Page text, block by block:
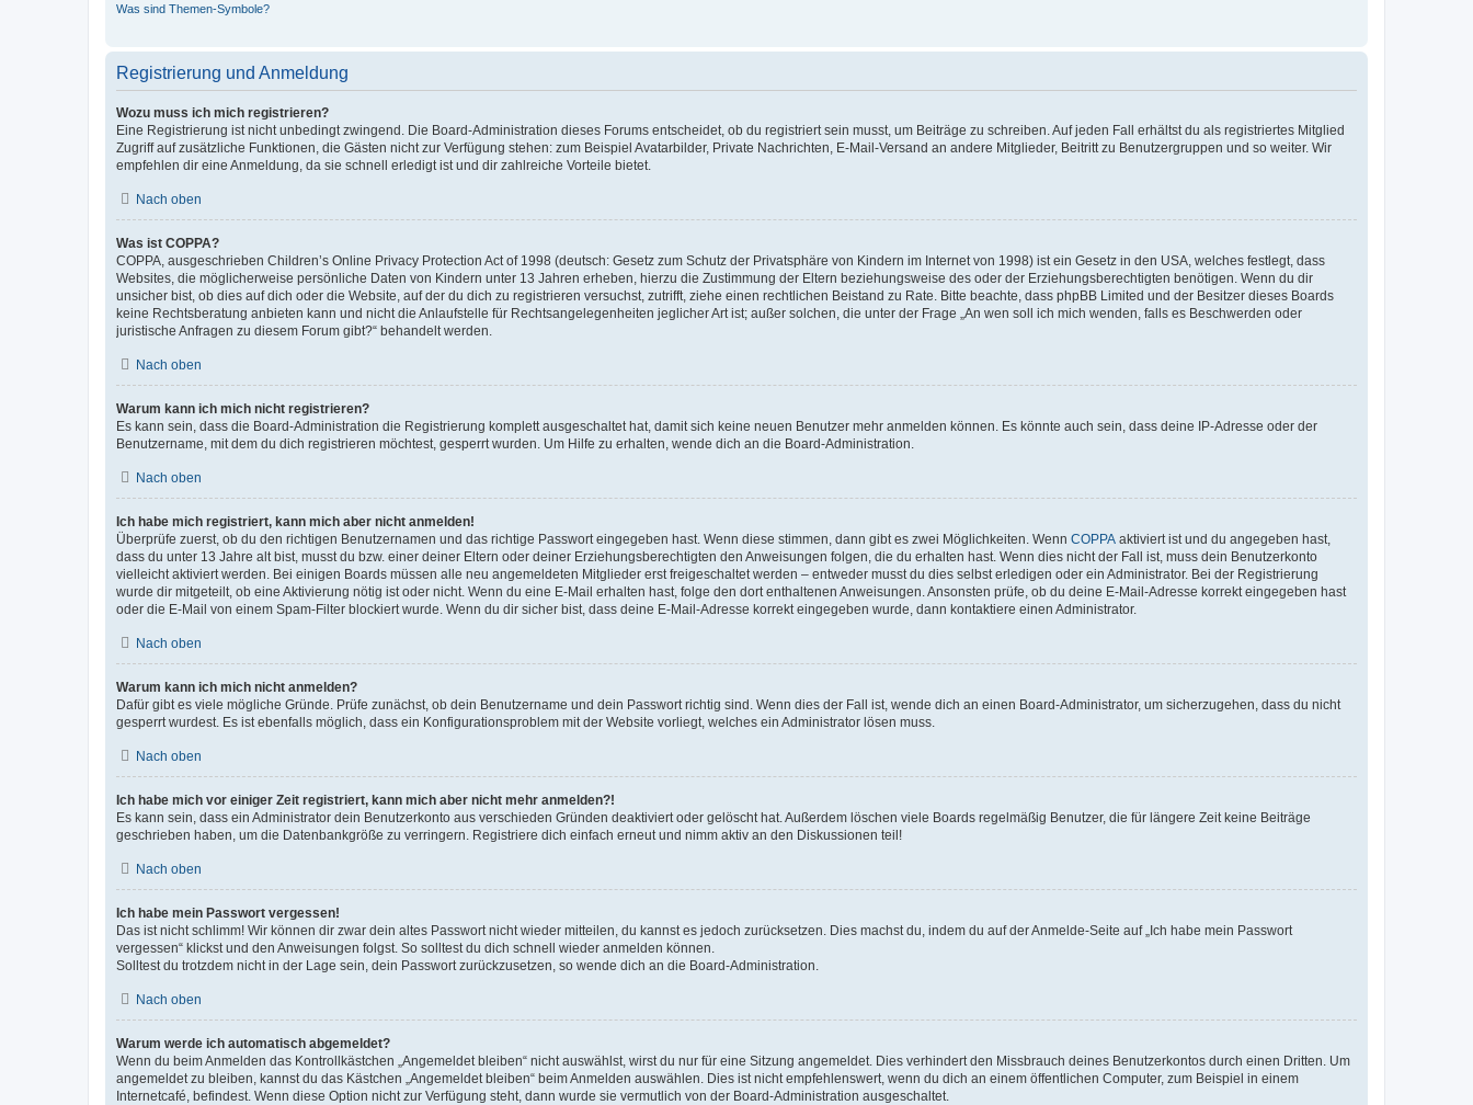
Was sind Themen-Symbole?
Registrierung und Anmeldung
Wozu muss ich mich registrieren?
Eine Registrierung ist nicht unbedingt zwingend. Die Board-Administration dieses Forums entscheidet, ob du registriert sein musst, um Beiträge zu schreiben. Auf jeden Fall erhältst du als registriertes Mitglied
Zugriff auf zusätzliche Funktionen, die Gästen nicht zur Verfügung stehen: zum Beispiel Avatarbilder, Private Nachrichten, E-Mail-Versand an andere Mitglieder, Beitritt zu Benutzergruppen und so weiter. Wir
empfehlen dir eine Anmeldung, da sie schnell erledigt ist und dir zahlreiche Vorteile bietet.
Nach oben
Was ist COPPA?
COPPA, ausgeschrieben Children’s Online Privacy Protection Act of 1998 (deutsch: Gesetz zum Schutz der Privatsphäre von Kindern im Internet von 1998) ist ein Gesetz in den USA, welches festlegt, dass
Websites, die möglicherweise persönliche Daten von Kindern unter 13 Jahren erheben, hierzu die Zustimmung der Eltern beziehungsweise des oder der Erziehungsberechtigten benötigen. Wenn du dir
unsicher bist, ob dies auf dich oder die Website, auf der du dich zu registrieren versuchst, zutrifft, ziehe einen rechtlichen Beistand zu Rate. Bitte beachte, dass phpBB Limited und der Besitzer dieses Boards
keine Rechtsberatung anbieten kann und nicht die Anlaufstelle für Rechtsangelegenheiten jeglicher Art ist; außer solchen, die unter der Frage „An wen soll ich mich wenden, falls es Beschwerden oder
juristische Anfragen zu diesem Forum gibt?“ behandelt werden.
Nach oben
Warum kann ich mich nicht registrieren?
Es kann sein, dass die Board-Administration die Registrierung komplett ausgeschaltet hat, damit sich keine neuen Benutzer mehr anmelden können. Es könnte auch sein, dass deine IP-Adresse oder der
Benutzername, mit dem du dich registrieren möchtest, gesperrt wurden. Um Hilfe zu erhalten, wende dich an die Board-Administration.
Nach oben
Ich habe mich registriert, kann mich aber nicht anmelden!
Überprüfe zuerst, ob du den richtigen Benutzernamen und das richtige Passwort eingegeben hast. Wenn diese stimmen, dann gibt es zwei Möglichkeiten. Wenn COPPA aktiviert ist und du angegeben hast,
dass du unter 13 Jahre alt bist, musst du bzw. einer deiner Eltern oder deiner Erziehungsberechtigten den Anweisungen folgen, die du erhalten hast. Wenn dies nicht der Fall ist, muss dein Benutzerkonto
vielleicht aktiviert werden. Bei einigen Boards müssen alle neu angemeldeten Mitglieder erst freigeschaltet werden – entweder musst du dies selbst erledigen oder ein Administrator. Bei der Registrierung
wurde dir mitgeteilt, ob eine Aktivierung nötig ist oder nicht. Wenn du eine E-Mail erhalten hast, folge den dort enthaltenen Anweisungen. Ansonsten prüfe, ob du deine E-Mail-Adresse korrekt eingegeben hast
oder die E-Mail von einem Spam-Filter blockiert wurde. Wenn du dir sicher bist, dass deine E-Mail-Adresse korrekt eingegeben wurde, dann kontaktiere einen Administrator.
Nach oben
Warum kann ich mich nicht anmelden?
Dafür gibt es viele mögliche Gründe. Prüfe zunächst, ob dein Benutzername und dein Passwort richtig sind. Wenn dies der Fall ist, wende dich an einen Board-Administrator, um sicherzugehen, dass du nicht
gesperrt wurdest. Es ist ebenfalls möglich, dass ein Konfigurationsproblem mit der Website vorliegt, welches ein Administrator lösen muss.
Nach oben
Ich habe mich vor einiger Zeit registriert, kann mich aber nicht mehr anmelden?!
Es kann sein, dass ein Administrator dein Benutzerkonto aus verschieden Gründen deaktiviert oder gelöscht hat. Außerdem löschen viele Boards regelmäßig Benutzer, die für längere Zeit keine Beiträge
geschrieben haben, um die Datenbankgröße zu verringern. Registriere dich einfach erneut und nimm aktiv an den Diskussionen teil!
Nach oben
Ich habe mein Passwort vergessen!
Das ist nicht schlimm! Wir können dir zwar dein altes Passwort nicht wieder mitteilen, du kannst es jedoch zurücksetzen. Dies machst du, indem du auf der Anmelde-Seite auf „Ich habe mein Passwort
vergessen“ klickst und den Anweisungen folgst. So solltest du dich schnell wieder anmelden können.
Solltest du trotzdem nicht in der Lage sein, dein Passwort zurückzusetzen, so wende dich an die Board-Administration.
Nach oben
Warum werde ich automatisch abgemeldet?
Wenn du beim Anmelden das Kontrollkästchen „Angemeldet bleiben“ nicht auswählst, wirst du nur für eine Sitzung angemeldet. Dies verhindert den Missbrauch deines Benutzerkontos durch einen Dritten. Um
angemeldet zu bleiben, kannst du das Kästchen „Angemeldet bleiben“ beim Anmelden auswählen. Dies ist nicht empfehlenswert, wenn du dich an einem öffentlichen Computer, zum Beispiel in einem
Internetcafé, befindest. Wenn diese Option nicht zur Verfügung steht, dann wurde sie vermutlich von der Board-Administration ausgeschaltet.